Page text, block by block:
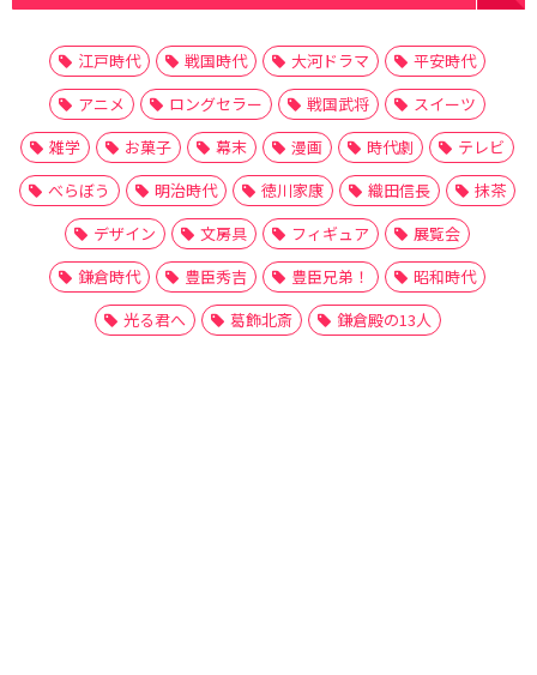
江戸時代 戦国時代 大河ドラマ
平安時代
アニメ
ロングセラー 戦国武将
スイーツ
雑学
お菓子 幕末 漫画 時代劇
テレビ
べらぼう
明治時代 徳川家康 織田信長
抹茶
デザイン
文房具 フィギュア
展覧会
鎌倉時代
豊臣秀吉 豊臣兄弟！
昭和時代
光る君へ
葛飾北斎 鎌倉殿の13人